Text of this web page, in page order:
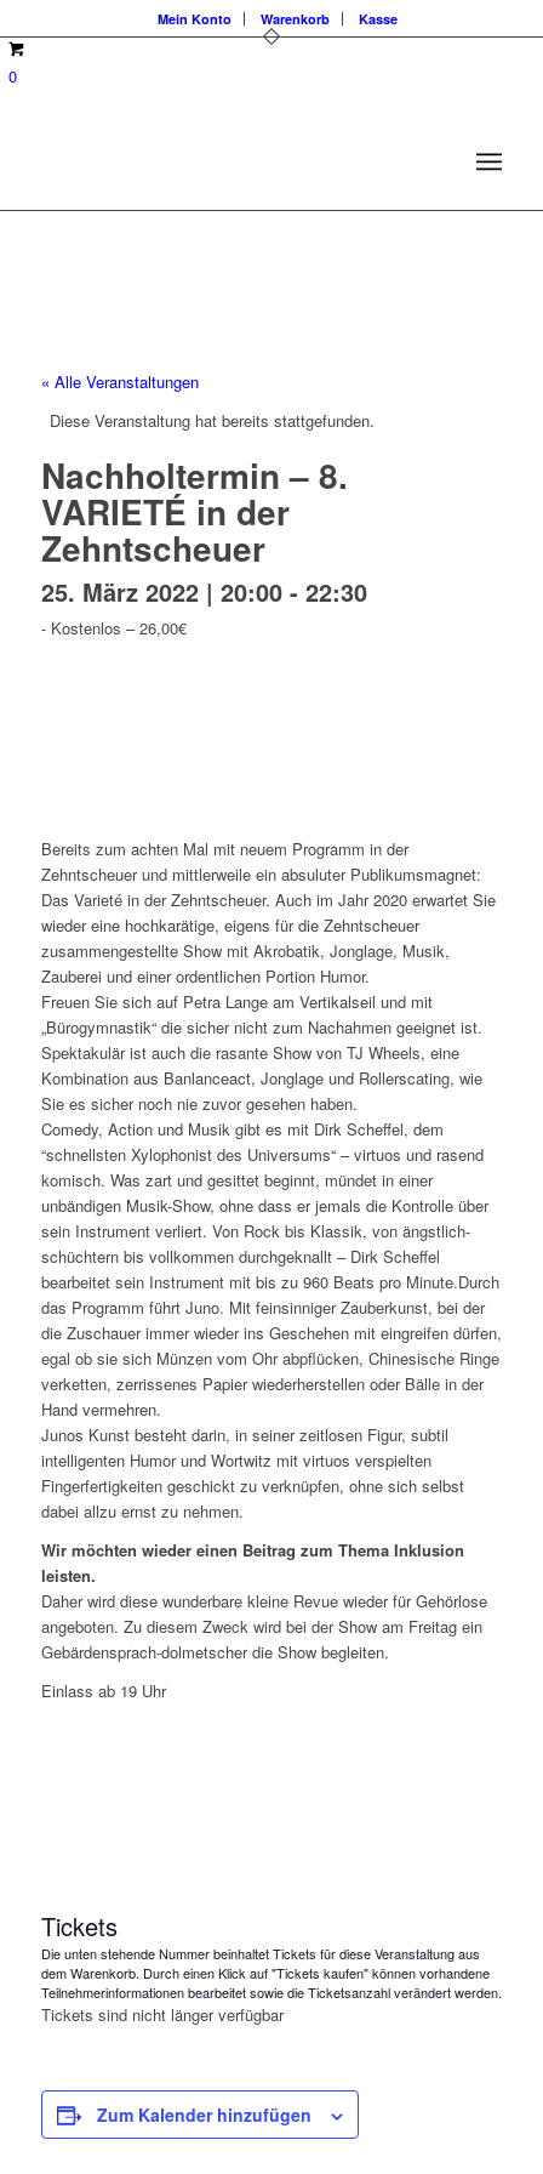
Mein Konto Warenkorb Kasse
0
« Alle Veranstaltungen
Diese Veranstaltung hat bereits stattgefunden.
Nachholtermin – 8.
VARIETÉ in der
Zehntscheuer
25. März 2022 | 20:00- 22:30
- Kostenlos – 26,00€
Bereits zum achten Mal mit neuem Programm in der
Zehntscheuer und mittlerweile ein absuluter Publikumsmagnet:
Das Varieté in der Zehntscheuer. Auch im Jahr 2020 erwartet Sie
wieder eine hochkarätige, eigens für die Zehntscheuer
zusammengestellte Show mit Akrobatik, Jonglage, Musik,
Zauberei und einer ordentlichen Portion Humor.
Freuen Sie sich auf Petra Lange am Vertikalseil und mit
„Bürogymnastik“ die sicher nicht zum Nachahmen geeignet ist.
Spektakulär ist auch die rasante Show von TJ Wheels, eine
Kombination aus Banlanceact, Jonglage und Rollerscating, wie
Sie es sicher noch nie zuvor gesehen haben.
Comedy, Action und Musik gibt es mit Dirk Scheffel, dem
“schnellsten Xylophonist des Universums“ – virtuos und rasend
komisch. Was zart und gesittet beginnt, mündet in einer
unbändigen Musik-Show, ohne dass er jemals die Kontrolle über
sein Instrument verliert. Von Rock bis Klassik, von ängstlich-
schüchtern bis vollkommen durchgeknallt – Dirk Scheffel
bearbeitet sein Instrument mit bis zu 960 Beats pro Minute.Durch
das Programm führt Juno. Mit feinsinniger Zauberkunst, bei der
die Zuschauer immer wieder ins Geschehen mit eingreifen dürfen,
egal ob sie sich Münzen vom Ohr abpflücken, Chinesische Ringe
verketten, zerrissenes Papier wiederherstellen oder Bälle in der
Hand vermehren.
Junos Kunst besteht darin, in seiner zeitlosen Figur, subtil
intelligenten Humor und Wortwitz mit virtuos verspielten
Fingerfertigkeiten geschickt zu verknüpfen, ohne sich selbst
dabei allzu ernst zu nehmen.
Wir möchten wieder einen Beitrag zum Thema Inklusion
leisten.
Daher wird diese wunderbare kleine Revue wieder für Gehörlose
angeboten. Zu diesem Zweck wird bei der Show am Freitag ein
Gebärdensprach-dolmetscher die Show begleiten.
Einlass ab 19 Uhr
Tickets
Die unten stehende Nummer beinhaltet Tickets für diese Veranstaltung aus
dem Warenkorb. Durch einen Klick auf "Tickets kaufen" können vorhandene
Teilnehmerinformationen bearbeitet sowie die Ticketsanzahl verändert werden.
Tickets sind nicht länger verfügbar
Zum Kalender hinzufügen